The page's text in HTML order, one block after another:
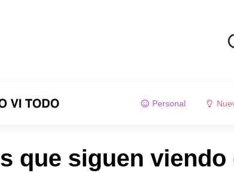
Personal
que siguen viendo